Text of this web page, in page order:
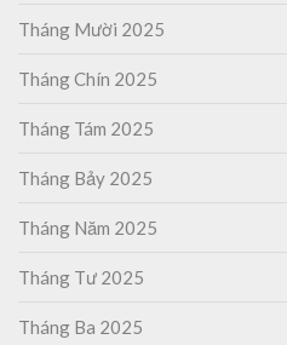
Tháng Mười 2025
Tháng Chín 2025
Tháng Tám 2025
Tháng Bảy 2025
Tháng Năm 2025
Tháng Tư 2025
Tháng Ba 2025